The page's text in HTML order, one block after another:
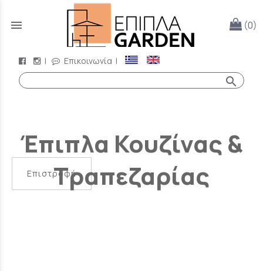
menu (0)
| Επικοινωνία |
search
Έπιπλα Κουζίνας &
Τραπεζαρίας
Επιστροφή